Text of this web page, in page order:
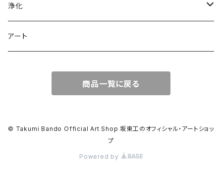
Tシャツ
浄化
盛り塩
アート
商品一覧に戻る
© Takumi Bando Official Art Shop 坂東工のオフィシャル・アートショッ
プ
Powered by